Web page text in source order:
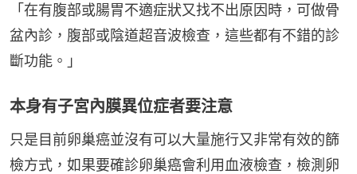
「在有腹部或腸胃不適症狀又找不出原因時，可做骨
盆內診，腹部或陰道超音波檢查，這些都有不錯的診
斷功能。」
本身有子宮內膜異位症者要注意
只是目前卵巢癌並沒有可以大量施行又非常有效的篩
檢方式，如果要確診卵巢癌會利用血液檢查，檢測卵